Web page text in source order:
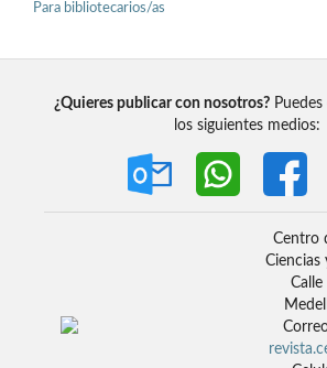
Para bibliotecarios/as
¿Quieres publicar con nosotros?
los siguientes medios:
Centro
Ciencias